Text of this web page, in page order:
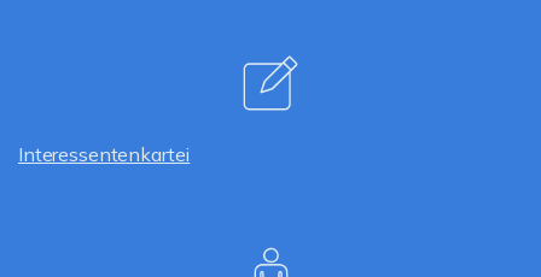
Interessentenkartei